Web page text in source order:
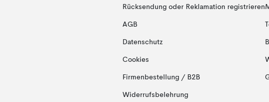
Rücksendung oder Reklamation registrieren
AGB
Datenschutz
Cookies
Firmenbestellung / B2B
Widerrufsbelehrung